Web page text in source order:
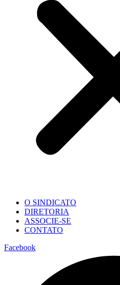
O SINDICATO
DIRETORIA
ASSOCIE-SE
CONTATO
Facebook